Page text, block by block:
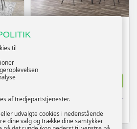
-
Vis
5799,-
til
af tredjepartstjenester.
udvalgte cookies i nedenstående
dine valg og trække dine samtykker